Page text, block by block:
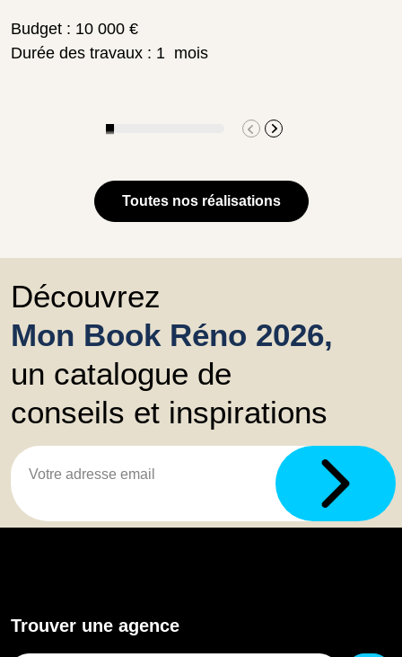
Budget : 10 000 €
Durée des travaux : 1 mois
Toutes nos réalisations
Découvrez
Mon Book Réno 2026,
un catalogue de
conseils et inspirations
Trouver une agence